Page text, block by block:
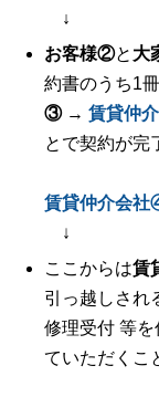
↓
お客様②と 大
約書のうち1
③ → 賃貸仲
とで契約が完
賃貸仲介会
↓
ここからは賃
引っ越しされ
修理受付 等を
ていただくこ